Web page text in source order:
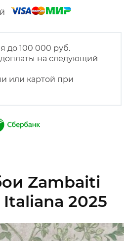
до 100 000 руб.
на следующий
или картой при
Zambaiti
2025